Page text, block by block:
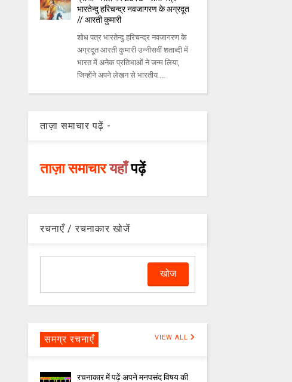
भारतेन्दु हरिचन्द्र नवजागरण के अग्रदूत
// आरती कुमारी
शोध पत्र भारतेन्दु हरिचन्द्र नवजागरण के
अग्रदूत आरती कुमारी उन्नीसवीं शताब्दी में
भारत में अनेक प्रतिभाओं ने जन्म लिया,
जिन्होंने अपने लेखन से भारतीय ...
ताज़ा समाचार पढ़ें -
ताज़ा समाचारयहाँपढ़ें
रचनाएँ / रचनाकार खोजें
समग्र रचनाएँ VIEW ALL
रचनाकार में पढ़ें अपने मनपसंद विषय की